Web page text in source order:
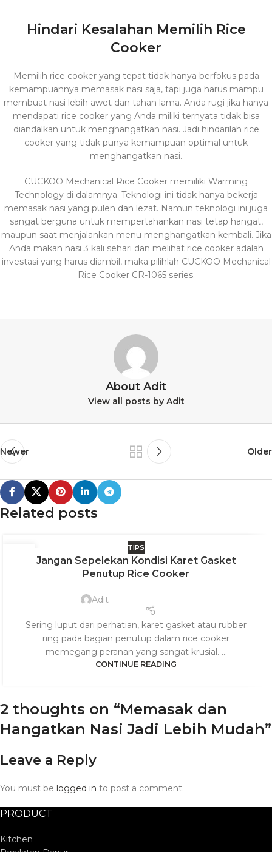
Hindari Kesalahan Memilih Rice
Cooker
Memilih rice cooker yang tepat tidak hanya berfokus pada
kemampuannya memasak nasi saja, tapi juga harus mampu
membuat nasi lebih awet dan tahan lama. Anda rugi jika hanya
mendapati rice cooker yang Anda miliki ternyata tidak bisa
diandalkan untuk menghangatkan nasi. Jadi hindarilah rice
cooker yang tidak punya kemampuan optimal untuk
menghangatkan nasi.
CUCKOO Mechanical Rice Cooker memiliki Warming
Technology di dalamnya. Teknologi ini tidak hanya bekerja
memasak nasi yang pulen dan lezat. Namun teknologi ini juga
sangat berguna untuk mempertahankan nasi tetap hangat,
maupun saat menjalankan menu menghangatkan kembali. Jika
Anda makan nasi 3 kali sehari dan melihat rice cooker adalah
investasi yang harus diambil, maka pilihlah CUCKOO Mechanical
Rice Cooker CR-1065 series.
About Adit
View all posts by Adit
Newer Older
Related posts
TIPS
Jangan Sepelekan Kondisi Karet Gasket
Penutup Rice Cooker
Adit
Sering luput dari perhatian, karet gasket atau rubber
ring pada bagian penutup dalam rice cooker
memegang peranan yang sangat krusial. ...
CONTINUE READING
2 thoughts on “Memasak dan
Hangatkan Nasi Jadi Lebih Mudah”
Leave a Reply
You must be logged in to post a comment.
PRODUCT
Kitchen